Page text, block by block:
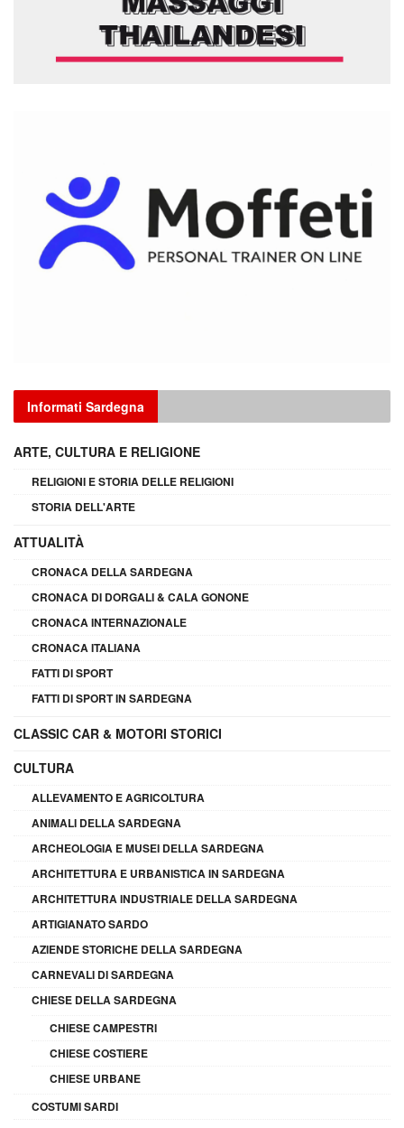
Informati Sardegna
ARTE, CULTURA E RELIGIONE
RELIGIONI E STORIA DELLE RELIGIONI
STORIA DELL'ARTE
ATTUALITÀ
CRONACA DELLA SARDEGNA
CRONACA DI DORGALI & CALA GONONE
CRONACA INTERNAZIONALE
CRONACA ITALIANA
FATTI DI SPORT
FATTI DI SPORT IN SARDEGNA
CLASSIC CAR & MOTORI STORICI
CULTURA
ALLEVAMENTO E AGRICOLTURA
ANIMALI DELLA SARDEGNA
ARCHEOLOGIA E MUSEI DELLA SARDEGNA
ARCHITETTURA E URBANISTICA IN SARDEGNA
ARCHITETTURA INDUSTRIALE DELLA SARDEGNA
ARTIGIANATO SARDO
AZIENDE STORICHE DELLA SARDEGNA
CARNEVALI DI SARDEGNA
CHIESE DELLA SARDEGNA
CHIESE CAMPESTRI
CHIESE COSTIERE
CHIESE URBANE
COSTUMI SARDI